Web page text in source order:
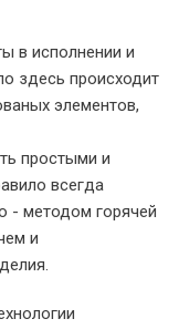
в исполнении и
здесь происходит
элементов,
простыми и
всегда
- методом горячей
и